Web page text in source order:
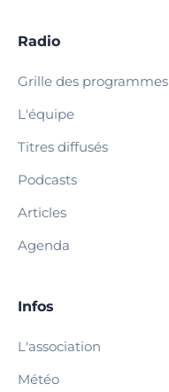
Radio
Grille des programmes
L'équipe
Titres diffusés
Podcasts
Articles
Agenda
Infos
L'association
Météo